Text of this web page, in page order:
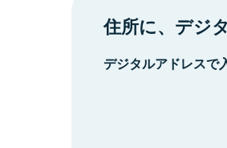
住所に、デジ
デジタルアドレスで